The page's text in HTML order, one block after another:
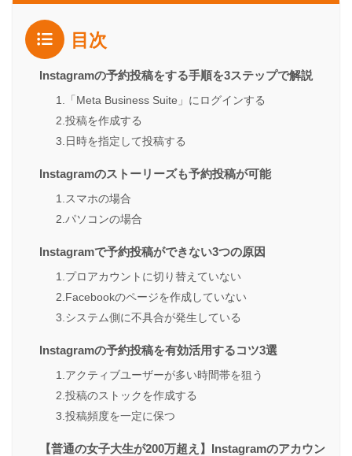
目次
Instagramの予約投稿をする手順を3ステップで解説
1.「Meta Business Suite」にログインする
2.投稿を作成する
3.日時を指定して投稿する
Instagramのストーリーズも予約投稿が可能
1.スマホの場合
2.パソコンの場合
Instagramで予約投稿ができない3つの原因
1.プロアカウントに切り替えていない
2.Facebookのページを作成していない
3.システム側に不具合が発生している
Instagramの予約投稿を有効活用するコツ3選
1.アクティブユーザーが多い時間帯を狙う
2.投稿のストックを作成する
3.投稿頻度を一定に保つ
【普通の女子大生が200万超え】Instagramのアカウン